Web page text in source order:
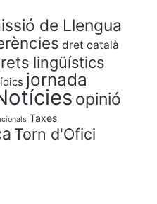
de Llengua
dret català
lingüístics
jornada
opinió
Taxes
Torn d'Ofici